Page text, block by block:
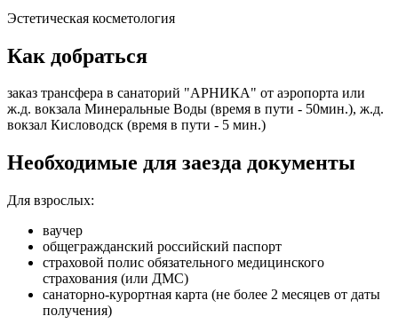
Эстетическая косметология
Как добраться
заказ трансфера в санаторий "АРНИКА" от аэропорта или
ж.д. вокзала Минеральные Воды (время в пути - 50мин.), ж.д.
вокзал Кисловодск (время в пути - 5 мин.)
Необходимые для заезда документы
Для взрослых:
ваучер
общегражданский российский паспорт
страховой полис обязательного медицинского
страхования (или ДМС)
санаторно-курортная карта (не более 2 месяцев от даты
получения)